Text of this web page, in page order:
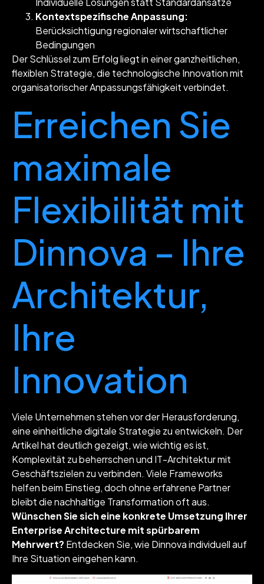
Kontextspezifische Anpassung:
Berücksichtigung regionaler wirtschaftlicher
Bedingungen
Der Schlüssel zum Erfolg liegt in einer ganzheitlichen,
flexiblen Strategie, die technologische Innovation mit
organisatorischer Anpassungsfähigkeit verbindet.
Erreichen Sie
maximale
Flexibilität mit
Dinnova – Ihre
Architektur,
Ihre
Innovation
Viele Unternehmen stehen vor der Herausforderung,
eine einheitliche digitale Strategie zu entwickeln. Der
Artikel hat deutlich gezeigt, wie wichtig es ist,
Komplexität zu beherrschen und IT-Architektur mit
Geschäftszielen zu verbinden. Viele Frameworks
helfen beim Einstieg, doch ohne erfahrene Partner
bleibt die nachhaltige Transformation oft aus.
Wünschen Sie sich eine konkrete Umsetzung Ihrer
Enterprise Architecture mit spürbarem
Mehrwert? Entdecken Sie, wie Dinnova individuell auf
Ihre Situation eingehen kann.